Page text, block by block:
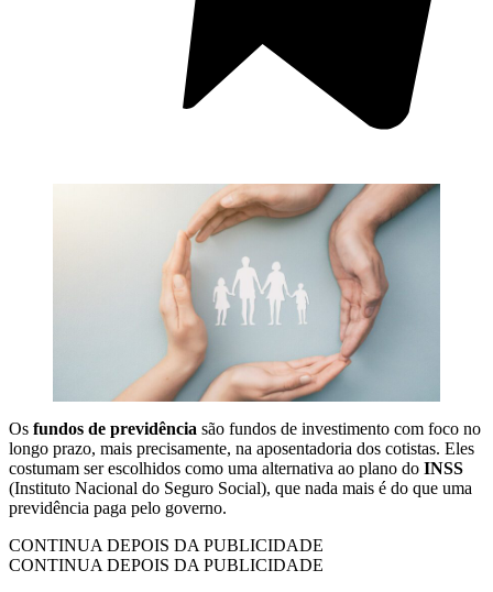
Os fundos de previdência são fundos de investimento com foco no
longo prazo, mais precisamente, na aposentadoria dos cotistas. Eles
costumam ser escolhidos como uma alternativa ao plano do INSS
(Instituto Nacional do Seguro Social), que nada mais é do que uma
previdência paga pelo governo.
CONTINUA DEPOIS DA PUBLICIDADE
CONTINUA DEPOIS DA PUBLICIDADE